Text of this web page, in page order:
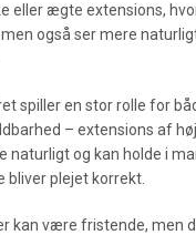
eller ægte extensions,
også ser mere
spiller en stor rolle for
– extensions af
naturligt og kan holde i
bliver plejet korrekt.
kan være fristende, men